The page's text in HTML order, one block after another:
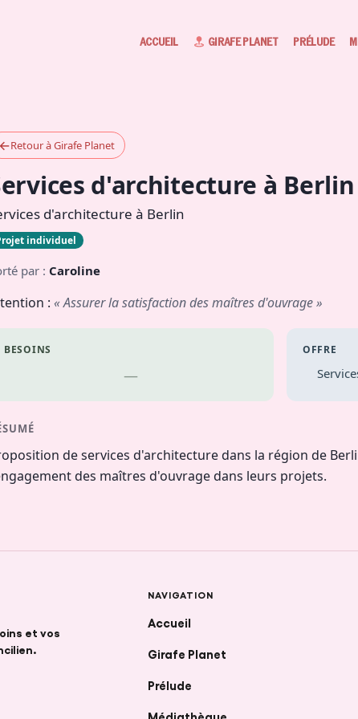
ACCUEIL GIRAFE PLANET PRÉLUDE
←Retour à Girafe Planet
d'architecture à Berlin
d'architecture à Berlin
individuel
par : Caroline
: « Assurer la satisfaction des maîtres d'ouvrage »
BESOINS
—
OFFRE
de services d'architecture dans la région de
des maîtres d'ouvrage dans leurs projets.
et vos
NAVIGATION
Accueil
Girafe Planet
Prélude
Médiathèque